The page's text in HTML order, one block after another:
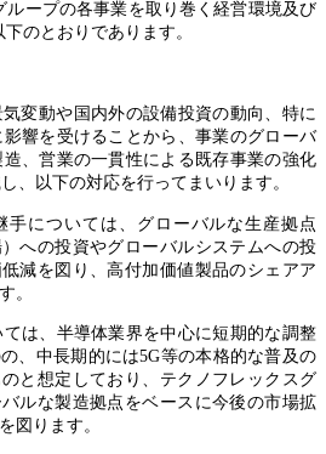
ープの各事業を取り巻く経営環境及び
のとおりであります。
変動や国内外の設備投資の動向、特に
響を受けることから、事業のグローバ
、営業の一貫性による既存事業の強化
、以下の対応を行ってまいります。
手については、グローバルな生産拠点
）への投資やグローバルシステムへの投
減を図り、高付加価値製品のシェアア
。
ては、半導体業界を中心に短期的な調整
、中長期的には5G等の本格的な普及の
と想定しており、テクノフレックスグ
ルな製造拠点をベースに今後の市場拡
図ります。